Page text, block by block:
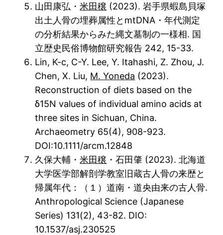
山田康弘・米田穣 (2023). 岩手県蝦島貝塚
出土人骨の埋葬属性とmtDNA・年代測定
の分析結果からみた縄文墓制の一様相. 国
立歴史民俗博物館研究報告 242, 15-33.
Lin, K-c, C-Y. Lee, Y. Itahashi, Z. Zhou, J.
Chen, X. Liu, M. Yoneda (2023).
Reconstruction of diets based on the
δ15N values of individual amino acids at
three sites in Sichuan, China.
Archaeometry 65(4), 908-923.
DOI:10.1111/arcm.12848
久保大輔・米田穣 ・石田肇 (2023). 北海道
大学医学部解剖学教室旧蔵古人骨の来歴と
帰属年代：（１）道南・道央由来の古人骨.
Anthropological Science (Japanese
Series) 131(2), 43-82. DIO:
10.1537/asj.230525